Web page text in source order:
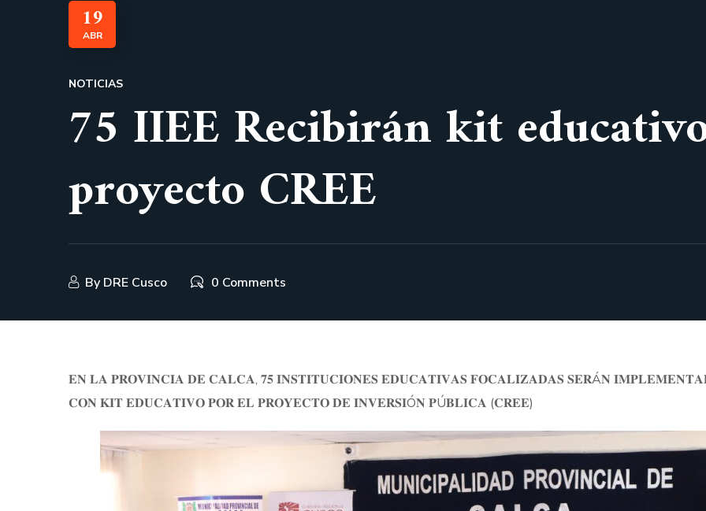
19
ABR
NOTICIAS
75 IIEE Recibirán kit
proyecto CREE
By DRE Cusco 0 Comments
𝐄𝐍 𝐋𝐀 𝐏𝐑𝐎𝐕𝐈𝐍𝐂𝐈𝐀 𝐃𝐄 𝐂𝐀𝐋𝐂𝐀, 𝟕𝟓 𝐈𝐍𝐒𝐓𝐈𝐓𝐔𝐂𝐈𝐎𝐍𝐄𝐒 𝐄𝐃𝐔𝐂𝐀𝐓𝐈𝐕𝐀𝐒 𝐅𝐎𝐂𝐀𝐋𝐈𝐙𝐀𝐃𝐀𝐒 𝐒𝐄𝐑Á𝐍
𝐂𝐎𝐍 𝐊𝐈𝐓 𝐄𝐃𝐔𝐂𝐀𝐓𝐈𝐕𝐎 𝐏𝐎𝐑 𝐄𝐋 𝐏𝐑𝐎𝐘𝐄𝐂𝐓𝐎 𝐃𝐄 𝐈𝐍𝐕𝐄𝐑𝐒𝐈Ó𝐍 𝐏Ú𝐁𝐋𝐈𝐂𝐀 (𝐂𝐑𝐄𝐄)